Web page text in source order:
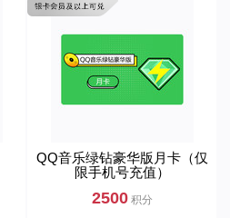
QQ音乐绿钻豪华版月卡（仅
限手机号充值）
2500积分